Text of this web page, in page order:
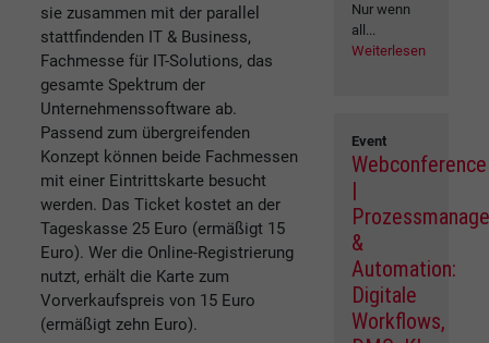
sie zusammen mit der parallel
stattfindenden IT & Business,
Fachmesse für IT-Solutions, das
gesamte Spektrum der
Unternehmenssoftware ab.
Passend zum übergreifenden
Konzept können beide Fachmessen
mit einer Eintrittskarte besucht
werden. Das Ticket kostet an der
Tageskasse 25 Euro (ermäßigt 15
Euro). Wer die Online-Registrierung
nutzt, erhält die Karte zum
Vorverkaufspreis von 15 Euro
(ermäßigt zehn Euro).
Nur wenn
all...
Weiterlesen
Event
Webconference
|
&
Automation:
Digitale
Workflows,